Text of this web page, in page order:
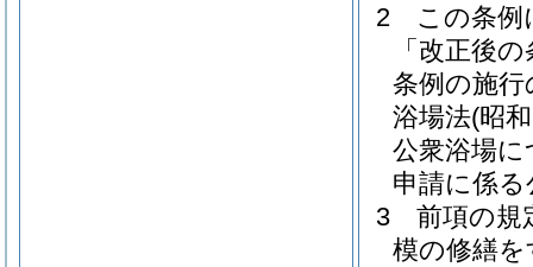
2
この条例
「改正後
条例の施行
浴場法(昭
公衆浴場
申請に係
3
前項の規
模の修繕